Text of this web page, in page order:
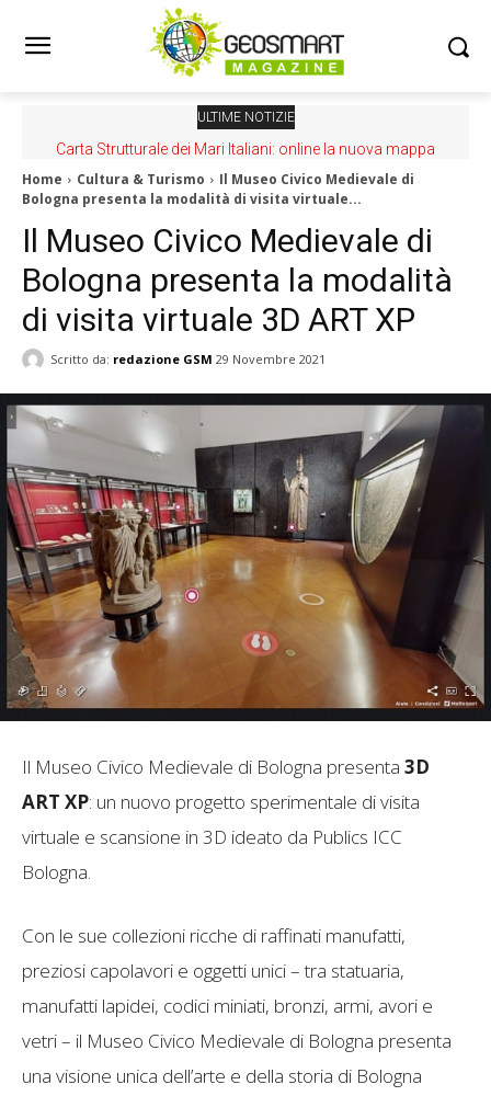
ULTIME NOTIZIE
Carta Strutturale dei Mari Italiani: online la nuova mappa
Home Cultura & Turismo
Il Museo Civico Medievale di
Bologna presenta la modalità di visita virtuale...
Il Museo Civico Medievale di
Bologna presenta la modalità
di visita virtuale 3D ART XP
Scritto da: redazione GSM 29 Novembre 2021
Il Museo Civico Medievale di Bologna presenta 3D
ART XP: un nuovo progetto sperimentale di visita
virtuale e scansione in 3D ideato da Publics ICC
Bologna.
Con le sue collezioni ricche di raffinati manufatti,
preziosi capolavori e oggetti unici – tra statuaria,
manufatti lapidei, codici miniati, bronzi, armi, avori e
vetri – il Museo Civico Medievale di Bologna presenta
una visione unica dell’arte e della storia di Bologna